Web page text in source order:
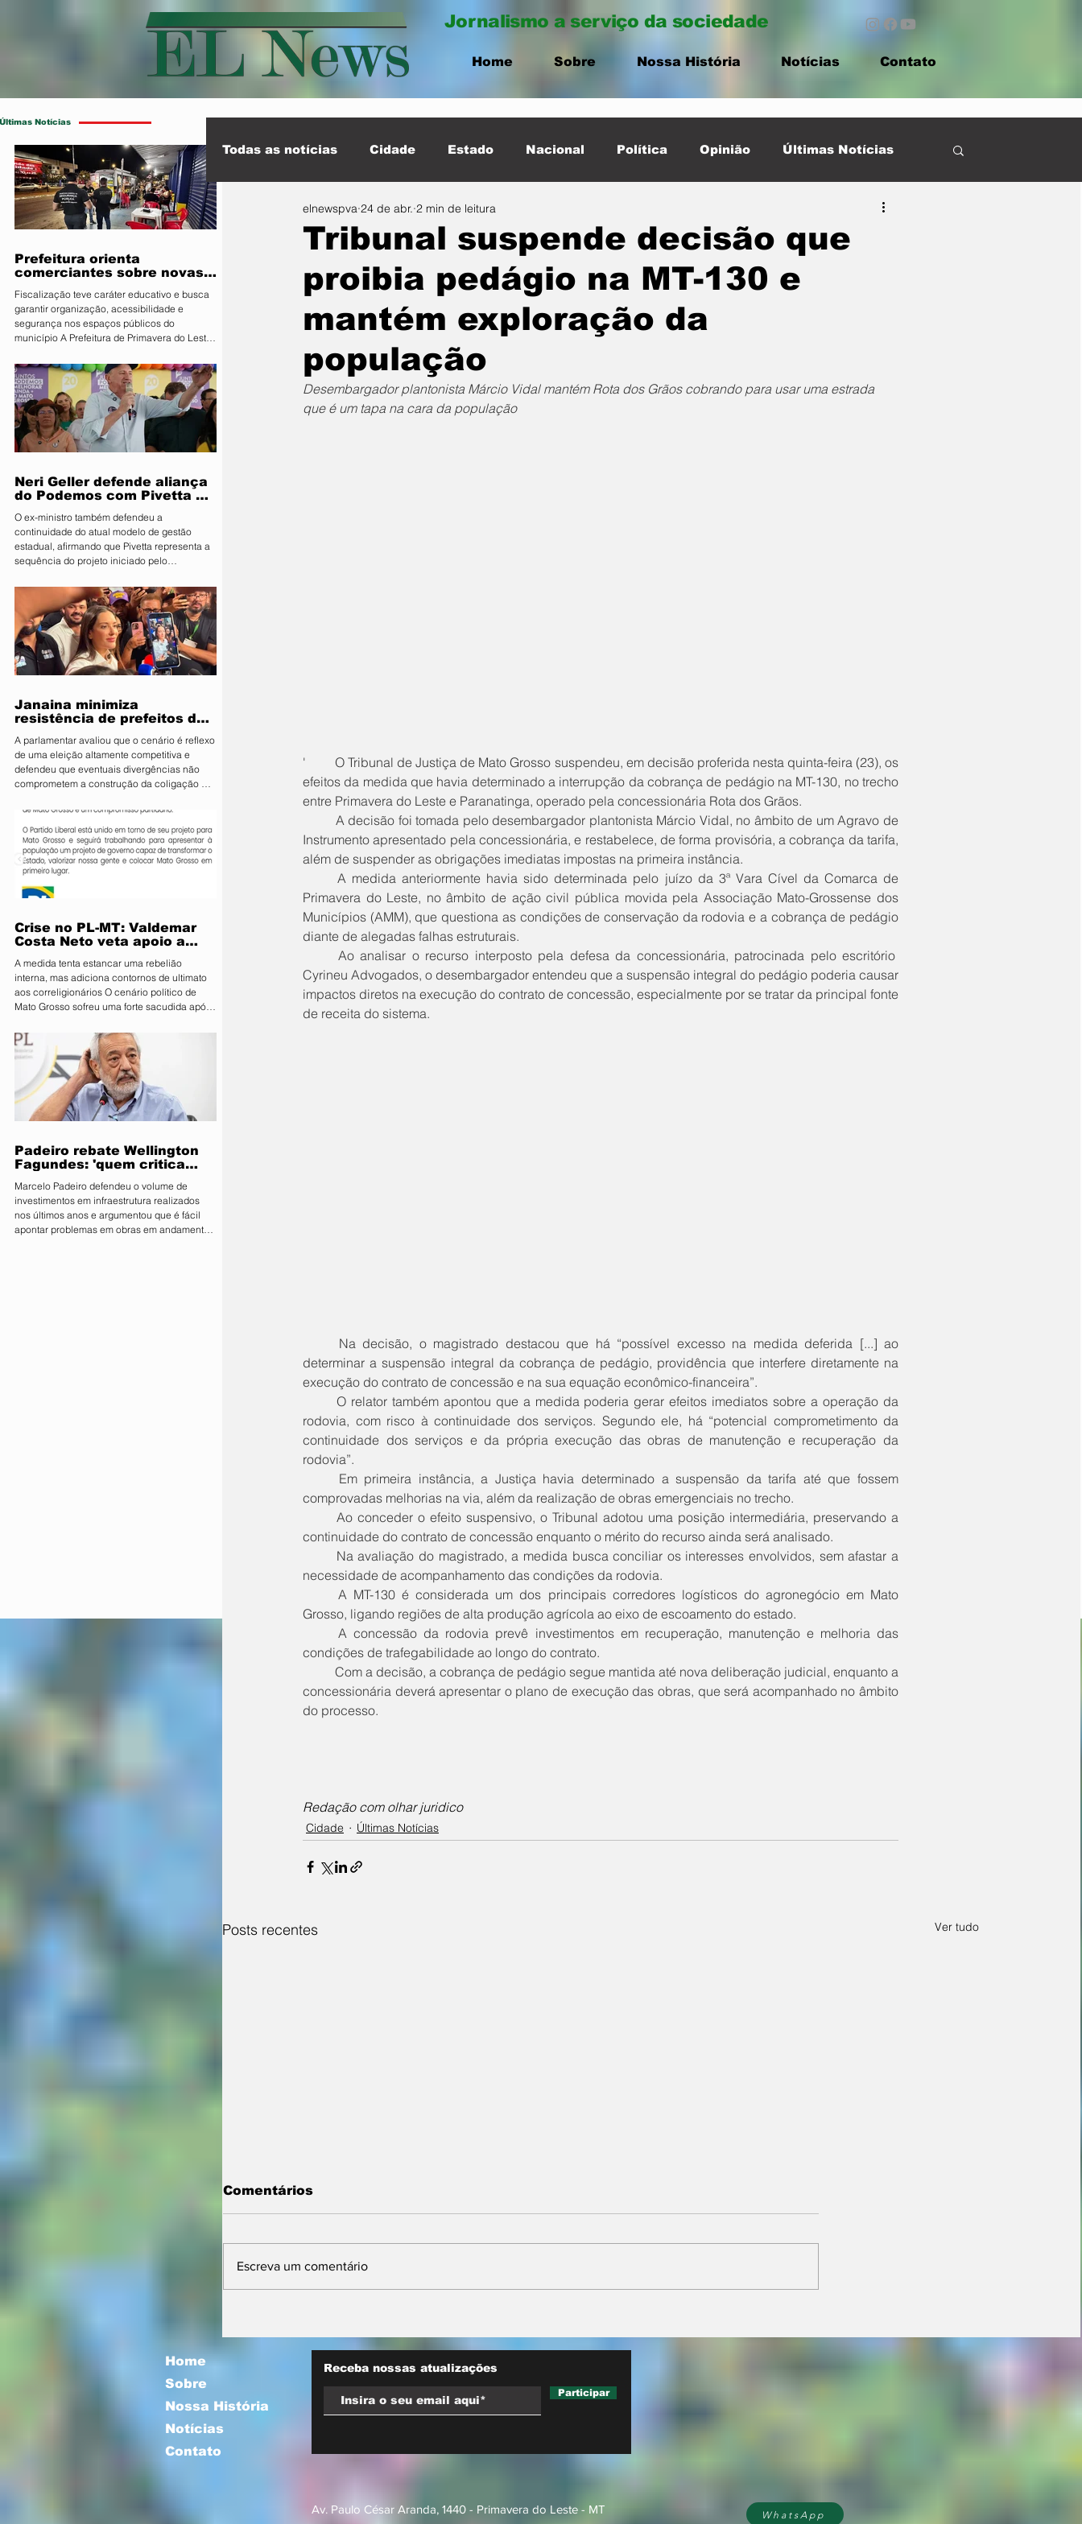
Jornalismo a serviço da sociedade
Home Sobre Nossa História Notícias Contato
Últimas Notícias
Prefeitura orienta
comerciantes sobre novas
trucks
Fiscalização teve caráter educativo e busca
garantir organização, acessibilidade e
segurança nos espaços públicos do
município A Prefeitura de Primavera do Leste,
Segurança Pública e Mobilidade Urbana, em
parceria com a Fiscalização de Obras e
Posturas, realizou uma ação de orientação
aos proprietários de food trucks e
comerciantes ambulantes na noite desta
sexta-feira (31), sobre as novas regras para
utilização de mesas e cadeiras em espa
Neri Geller defende aliança
do Podemos com Pivetta e
com esse acordo
O ex-ministro também defendeu a
continuidade do atual modelo de gestão
estadual, afirmando que Pivetta representa a
sequência do projeto iniciado pelo
deputado federal pelo Podemos, Neri Geller,
participa nesta terça-feira (4) da convenção
do Republicanos e afirmou acreditar que o
partido deve oficializar uma aliança com a
sigla para apoiar a candidatura do
governador Otaviano Pivetta ao Governo de
Mato Grosso. Ao lado do também candid
Janaina minimiza
resistência de prefeitos do
essencial para fortalecer
candidatura do MDB ao
Senado
A parlamentar avaliou que o cenário é reflexo
de uma eleição altamente competitiva e
defendeu que eventuais divergências não
comprometem a construção da coligação A
candidata ao Senado, minimizou nesta terça-
feira (4) a resistência de integrantes do PL à
aliança entre os dois partidos e afirmou que
as divergências são naturais diante da
disputa eleitoral. Segundo ela, o acordo é
estratégico para fortalecer o projeto do MDB
e ampliar
Crise no PL-MT: Valdemar
Costa Neto veta apoio a
punição
A medida tenta estancar uma rebelião
interna, mas adiciona contornos de ultimato
aos correligionários O cenário político de
Mato Grosso sofreu uma forte sacudida após
do Partido Liberal (PL). Em reunião de
emergência realizada em Brasília, o
presidente nacional da sigla, Valdemar Costa
Neto, determinou que prefeitos, vereadores e
parlamentares da legenda no estado estão
expressamente proibidos de manifestar apoio
público ou pedir v
Padeiro rebate Wellington
Fagundes: 'quem critica
que mostrar'
Marcelo Padeiro defendeu o volume de
investimentos em infraestrutura realizados
nos últimos anos e argumentou que é fácil
apontar problemas em obras em andamento
Todas as notícias Cidade Estado Nacional Política Opinião Últimas Notícias
Esporte Internacional Destaque Cidade
Tribunal suspende decisão que
proibia pedágio na MT-130 e
mantém exploração da
população
elnewspva 24 de abr. 2 min de leitura
Desembargador plantonista Márcio Vidal mantém Rota dos Grãos cobrando para usar uma estrada
que é um tapa na cara da população
'	O Tribunal de Justiça de Mato Grosso suspendeu, em decisão proferida nesta quinta-feira (23), os
efeitos da medida que havia determinado a interrupção da cobrança de pedágio na MT-130, no trecho
entre Primavera do Leste e Paranatinga, operado pela concessionária Rota dos Grãos.
Instrumento apresentado pela concessionária, e restabelece, de forma provisória, a cobrança da tarifa,
além de suspender as obrigações imediatas impostas na primeira instância.
	A medida anteriormente havia sido determinada pelo juízo da 3ª Vara Cível da Comarca de
Primavera do Leste, no âmbito de ação civil pública movida pela Associação Mato-Grossense dos
Municípios (AMM), que questiona as condições de conservação da rodovia e a cobrança de pedágio
diante de alegadas falhas estruturais.
Cyrineu Advogados, o desembargador entendeu que a suspensão integral do pedágio poderia causar
impactos diretos na execução do contrato de concessão, especialmente por se tratar da principal fonte
de receita do sistema.
determinar a suspensão integral da cobrança de pedágio, providência que interfere diretamente na
execução do contrato de concessão e na sua equação econômico-financeira”.
rodovia, com risco à continuidade dos serviços. Segundo ele, há “potencial comprometimento da
continuidade dos serviços e da própria execução das obras de manutenção e recuperação da
rodovia”.
comprovadas melhorias na via, além da realização de obras emergenciais no trecho.
continuidade do contrato de concessão enquanto o mérito do recurso ainda será analisado.
necessidade de acompanhamento das condições da rodovia.
	A MT-130 é considerada um dos principais corredores logísticos do agronegócio em Mato
Grosso, ligando regiões de alta produção agrícola ao eixo de escoamento do estado.
	A concessão da rodovia prevê investimentos em recuperação, manutenção e melhoria das
condições de trafegabilidade ao longo do contrato.
concessionária deverá apresentar o plano de execução das obras, que será acompanhado no âmbito
do processo.
Redação com olhar juridico
Cidade Últimas Notícias
Posts recentes Ver tudo
atuação de food trucks
Comentários
Escreva um comentário
Home
Sobre
Nossa História
Notícias
Contato
Receba nossas atualizações
Participar
Av. Paulo César Aranda, 1440 - Primavera do Leste - MT WhatsApp